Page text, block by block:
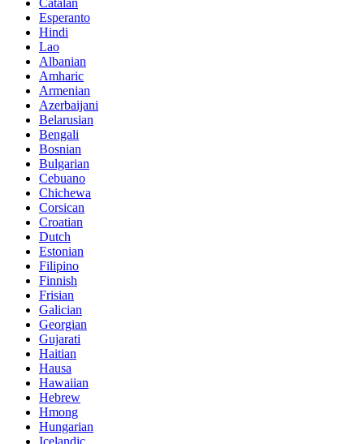
Catalan
Esperanto
Hindi
Lao
Albanian
Amharic
Armenian
Azerbaijani
Belarusian
Bengali
Bosnian
Bulgarian
Cebuano
Chichewa
Corsican
Croatian
Dutch
Estonian
Filipino
Finnish
Frisian
Galician
Georgian
Gujarati
Haitian
Hausa
Hawaiian
Hebrew
Hmong
Hungarian